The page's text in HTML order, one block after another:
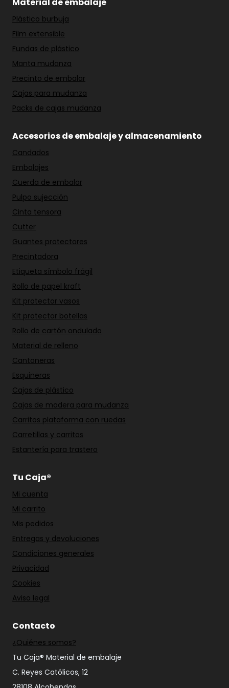
Plástico burbuja
Film extensible
Fundas de plástico
Manta mudanza
Precinto de embalar
Cajas para mudanza
Packs de cajas mudanza
Accesorios de embalaje y almacenamiento
Candados
Embalajes
Cuerda de embalar
Pulpo sujección
Cinta tensora
Cutter
Guantes protectores
Precintadora
Etiqueta símbolo frágil
Rollo de papel kraft
Kit protector vasos
Kit protector botellas
Rollo de cartón ondulado
Material de relleno
Cantoneras
Esquineras
Cajas de plástico
Cajas de madera para mudanza
Carritos plataforma con ruedas
Carretillas y carritos
Estantería para trastero
Tu Caja®
Mi cuenta
Mi carrito
Mis pedidos
Entregas y devoluciones
Condiciones generales
Privacidad
Cookies
Aviso legal
Contacto
¿Quiénes somos?
Tu Caja® Material de embalaje
C. Reyes Católicos, 12